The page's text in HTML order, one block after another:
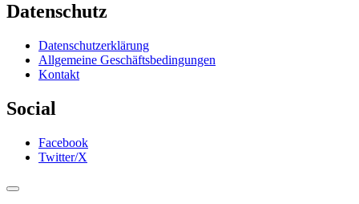
Datenschutz
Datenschutzerklärung
Allgemeine Geschäftsbedingungen
Kontakt
Social
Facebook
Twitter/X